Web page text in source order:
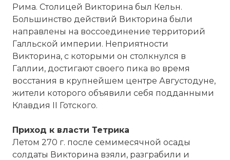
Рима. Столицей Викторина был Кельн.
Большинство действий Викторина были
направлены на воссоединение территорий
Галльской империи. Неприятности
Викторина, с которыми он столкнулся в
Галлии, достигают своего пика во время
восстания в крупнейшем центре Августодуне,
жители которого объявили себя подданными
Клавдия II Готского.
Приход к власти Тетрика
Летом 270 г. после семимесячной осады
солдаты Викторина взяли, разграбили и
Вернуться в статью:Галльская империя